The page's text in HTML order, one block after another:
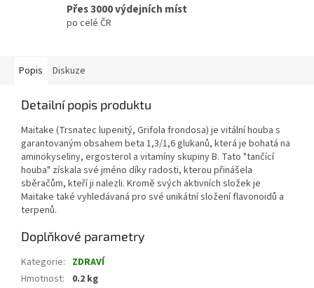
Přes 3000 výdejních míst
po celé ČR
Popis Diskuze
Detailní popis produktu
Maitake (Trsnatec lupenitý, Grifola frondosa) je vitální houba s
garantovaným obsahem beta 1,3/1,6 glukanů, která je bohatá na
aminokyseliny, ergosterol a vitamíny skupiny B. Tato "tančící
houba" získala své jméno díky radosti, kterou přinášela
sběračům, kteří ji nalezli. Kromě svých aktivních složek je
Maitake také vyhledávaná pro své unikátní složení flavonoidů a
terpenů.
Doplňkové parametry
Kategorie: ZDRAVÍ
Hmotnost:
0.2 kg